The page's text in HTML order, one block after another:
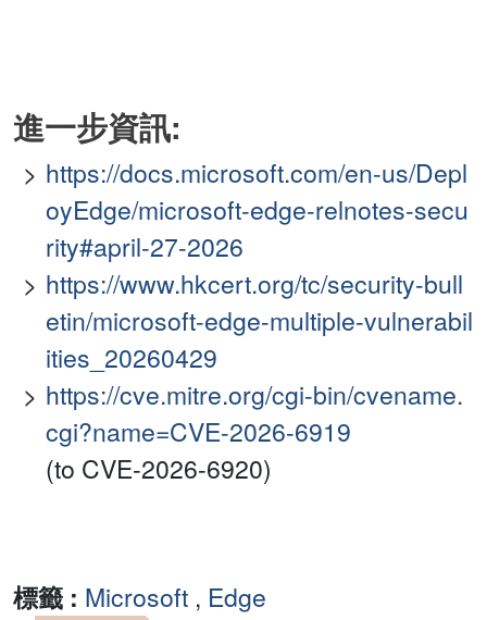
進一步資訊:
https://docs.microsoft.com/en-us/Depl
oyEdge/microsoft-edge-relnotes-secu
rity#april-27-2026
https://www.hkcert.org/tc/security-bull
etin/microsoft-edge-multiple-vulnerabil
ities_20260429
https://cve.mitre.org/cgi-bin/cvename.
cgi?name=CVE-2026-6919
(to CVE-2026-6920)
標籤 : Microsoft , Edge